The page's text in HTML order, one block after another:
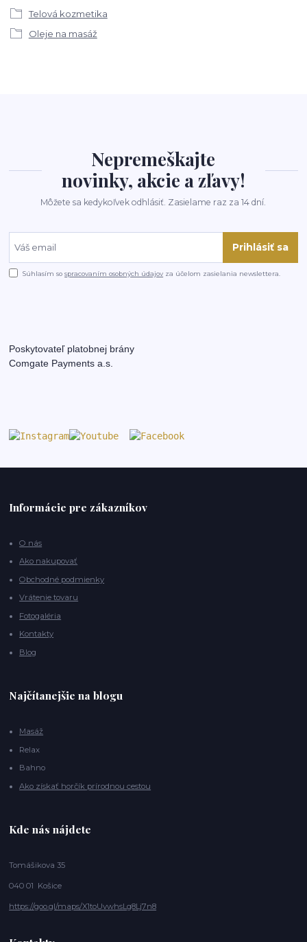
Telová kozmetika
Oleje na masáž
Nepremeškajte
novinky, akcie a zľavy!
Môžete sa kedykoľvek odhlásiť. Zasielame raz za 14 dní.
Prihlásiť sa
Súhlasím sospracovaním osobných údajov za účelom zasielania newslettera.
Poskytovateľ platobnej brány
Comgate Payments a.s.
Informácie pre zákazníkov
O nás
Ako nakupovať
Obchodné podmienky
Vrátenie tovaru
Fotogaléria
Kontakty
Blog
Najčítanejšie na blogu
Masáž
Relax
Bahno
Ako získať horčík prírodnou cestou
Kde nás nájdete
Tomášikova 35
040 01 Košice
https://goo.gl/maps/X1toUvwhsLg8Lj7n8